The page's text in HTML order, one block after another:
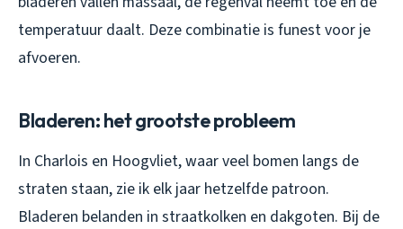
temperatuur daalt. Deze combinatie is funest voor je
afvoeren.
Bladeren: het grootste probleem
In Charlois en Hoogvliet, waar veel bomen langs de
straten staan, zie ik elk jaar hetzelfde patroon.
Bladeren belanden in straatkolken en dakgoten. Bij de